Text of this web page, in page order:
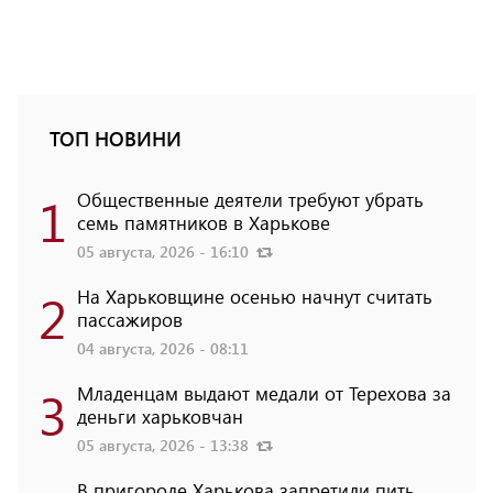
ТОП НОВИНИ
1 Общественные деятели требуют убрать
семь памятников в Харькове
05 августа, 2026 - 16:10
2 На Харьковщине осенью начнут считать
пассажиров
04 августа, 2026 - 08:11
3 Младенцам выдают медали от Терехова за
деньги харьковчан
05 августа, 2026 - 13:38